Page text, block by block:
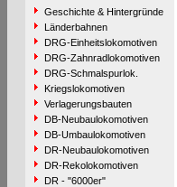
Geschichte & Hintergründe
Länderbahnen
DRG-Einheitslokomotiven
DRG-Zahnradlokomotiven
DRG-Schmalspurlok.
Kriegslokomotiven
Verlagerungsbauten
DB-Neubaulokomotiven
DB-Umbaulokomotiven
DR-Neubaulokomotiven
DR-Rekolokomotiven
DR - "6000er"